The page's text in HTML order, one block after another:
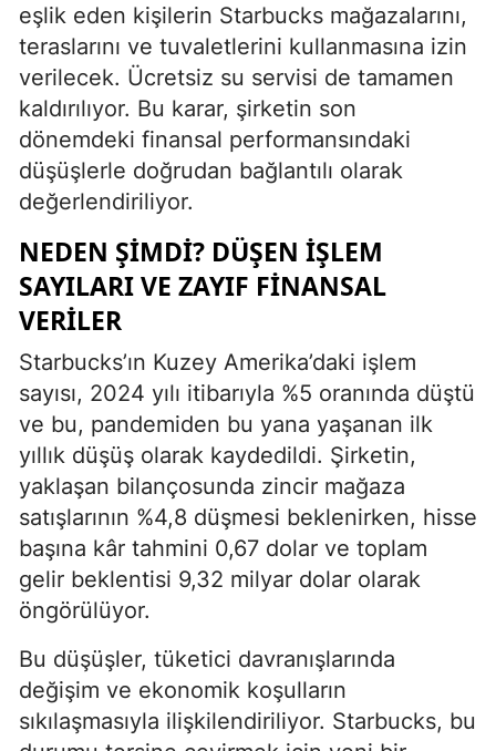
eşlik eden kişilerin Starbucks mağazalarını,
teraslarını ve tuvaletlerini kullanmasına izin
verilecek. Ücretsiz su servisi de tamamen
kaldırılıyor. Bu karar, şirketin son
dönemdeki finansal performansındaki
düşüşlerle doğrudan bağlantılı olarak
değerlendiriliyor.
NEDEN ŞIMDI? DÜŞEN İŞLEM
SAYILARI VE ZAYIF FINANSAL
VERILER
Starbucks’ın Kuzey Amerika’daki işlem
sayısı, 2024 yılı itibarıyla %5 oranında düştü
ve bu, pandemiden bu yana yaşanan ilk
yıllık düşüş olarak kaydedildi. Şirketin,
yaklaşan bilançosunda zincir mağaza
satışlarının %4,8 düşmesi beklenirken, hisse
başına kâr tahmini 0,67 dolar ve toplam
gelir beklentisi 9,32 milyar dolar olarak
öngörülüyor.
Bu düşüşler, tüketici davranışlarında
değişim ve ekonomik koşulların
sıkılaşmasıyla ilişkilendiriliyor. Starbucks, bu